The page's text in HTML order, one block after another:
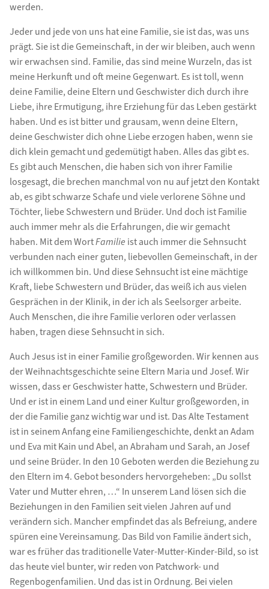
werden.
Jeder und jede von uns hat eine Familie, sie ist das, was uns
prägt. Sie ist die Gemeinschaft, in der wir bleiben, auch wenn
wir erwachsen sind. Familie, das sind meine Wurzeln, das ist
meine Herkunft und oft meine Gegenwart. Es ist toll, wenn
deine Familie, deine Eltern und Geschwister dich durch ihre
Liebe, ihre Ermutigung, ihre Erziehung für das Leben gestärkt
haben. Und es ist bitter und grausam, wenn deine Eltern,
deine Geschwister dich ohne Liebe erzogen haben, wenn sie
dich klein gemacht und gedemütigt haben. Alles das gibt es.
Es gibt auch Menschen, die haben sich von ihrer Familie
losgesagt, die brechen manchmal von nu auf jetzt den Kontakt
ab, es gibt schwarze Schafe und viele verlorene Söhne und
Töchter, liebe Schwestern und Brüder. Und doch ist Familie
auch immer mehr als die Erfahrungen, die wir gemacht
haben. Mit dem WortFamilie ist auch immer die Sehnsucht
verbunden nach einer guten, liebevollen Gemeinschaft, in der
ich willkommen bin. Und diese Sehnsucht ist eine mächtige
Kraft, liebe Schwestern und Brüder, das weiß ich aus vielen
Gesprächen in der Klinik, in der ich als Seelsorger arbeite.
Auch Menschen, die ihre Familie verloren oder verlassen
haben, tragen diese Sehnsucht in sich.
Auch Jesus ist in einer Familie großgeworden. Wir kennen aus
der Weihnachtsgeschichte seine Eltern Maria und Josef. Wir
wissen, dass er Geschwister hatte, Schwestern und Brüder.
Und er ist in einem Land und einer Kultur großgeworden, in
der die Familie ganz wichtig war und ist. Das Alte Testament
ist in seinem Anfang eine Familiengeschichte, denkt an Adam
und Eva mit Kain und Abel, an Abraham und Sarah, an Josef
und seine Brüder. In den 10 Geboten werden die Beziehung zu
den Eltern im 4. Gebot besonders hervorgeheben: „Du sollst
Vater und Mutter ehren, …“ In unserem Land lösen sich die
Beziehungen in den Familien seit vielen Jahren auf und
verändern sich. Mancher empfindet das als Befreiung, andere
spüren eine Vereinsamung. Das Bild von Familie ändert sich,
war es früher das traditionelle Vater-Mutter-Kinder-Bild, so ist
das heute viel bunter, wir reden von Patchwork- und
Regenbogenfamilien. Und das ist in Ordnung. Bei vielen